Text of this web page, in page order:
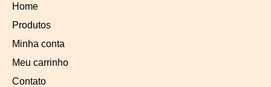
Home
Produtos
Minha conta
Meu carrinho
Contato